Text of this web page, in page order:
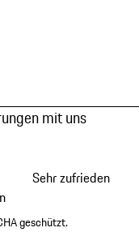
mit uns
Sehr zufrieden
geschützt.